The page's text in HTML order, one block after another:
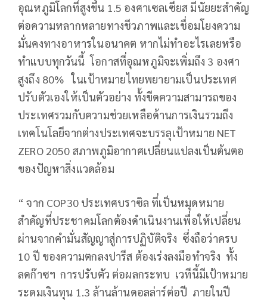
อุณหภูมิโลกที่สูงขึ้น 1.5 องศาเซลเซียส มีนัยยะสำคัญ
ต่อความหลากหลายทางชีวภาพและเชื่อมโยงความ
มั่นคงทางอาหารในอนาคต หากไม่ทำอะไรเลยหรือ
ทำแบบทุกวันนี้ โอกาสที่อุณหภูมิจะเพิ่มถึง 3 องศา
สูงถึง 80% ในเป้าหมายไทยพยายามเป็นประเทศ
ปรับตัวเองให้เป็นตัวอย่าง ทั้งขีดความสามารถของ
ประเทศรวมกับความช่วยเหลือด้านการเงินรวมถึง
เทคโนโลยีจากต่างประเทศจะบรรลุเป้าหมาย NET
ZERO 2050 สภาพภูมิอากาศเปลี่ยนแปลงเป็นต้นตอ
ของปัญหาสิ่งแวดล้อม
“ จาก COP30 ประเทศบราซิล ที่เป็นหมุดหมาย
สำคัญที่ประชาคมโลกต้องดำเนินงานเพื่อให้เปลี่ยน
ผ่านจากคำมั่นสัญญาสู่การปฏิบัติจริง ซึ่งถือว่าครบ
10 ปี ของความตกลงปารีส ต้องเร่งลงมือทำจริง ทั้ง
ลดก๊าซฯ การปรับตัว ต่อผลกระทบ เวทีนี้มีเป้าหมาย
ระดมเงินทุน 1.3 ล้านล้านดอลล่าร์ต่อปี ภายในปี